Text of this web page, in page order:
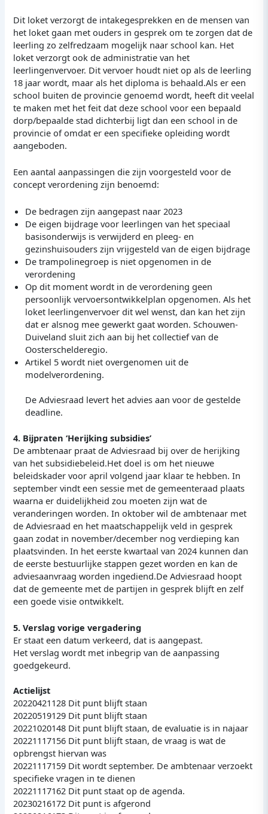
Dit loket verzorgt de intakegesprekken en de mensen van
het loket gaan met ouders in gesprek om te zorgen dat de
leerling zo zelfredzaam mogelijk naar school kan. Het
loket verzorgt ook de administratie van het
leerlingenvervoer. Dit vervoer houdt niet op als de leerling
18 jaar wordt, maar als het diploma is behaald.Als er een
school buiten de provincie genoemd wordt, heeft dit veelal
te maken met het feit dat deze school voor een bepaald
dorp/bepaalde stad dichterbij ligt dan een school in de
provincie of omdat er een specifieke opleiding wordt
aangeboden.
Een aantal aanpassingen die zijn voorgesteld voor de
concept verordening zijn benoemd:
De bedragen zijn aangepast naar 2023
De eigen bijdrage voor leerlingen van het speciaal
basisonderwijs is verwijderd en pleeg- en
gezinshuisouders zijn vrijgesteld van de eigen bijdrage
De trampolinegroep is niet opgenomen in de
verordening
Op dit moment wordt in de verordening geen
persoonlijk vervoersontwikkelplan opgenomen. Als het
loket leerlingenvervoer dit wel wenst, dan kan het zijn
dat er alsnog mee gewerkt gaat worden. Schouwen-
Duiveland sluit zich aan bij het collectief van de
Oosterschelderegio.
Artikel 5 wordt niet overgenomen uit de
modelverordening.
De Adviesraad levert het advies aan voor de gestelde
deadline.
4. Bijpraten ‘Herijking subsidies’
De ambtenaar praat de Adviesraad bij over de herijking
van het subsidiebeleid.Het doel is om het nieuwe
beleidskader voor april volgend jaar klaar te hebben. In
september vindt een sessie met de gemeenteraad plaats
waarna er duidelijkheid zou moeten zijn wat de
veranderingen worden. In oktober wil de ambtenaar met
de Adviesraad en het maatschappelijk veld in gesprek
gaan zodat in november/december nog verdieping kan
plaatsvinden. In het eerste kwartaal van 2024 kunnen dan
de eerste bestuurlijke stappen gezet worden en kan de
adviesaanvraag worden ingediend.De Adviesraad hoopt
dat de gemeente met de partijen in gesprek blijft en zelf
een goede visie ontwikkelt.
5. Verslag vorige vergadering
Er staat een datum verkeerd, dat is aangepast.
Het verslag wordt met inbegrip van de aanpassing
goedgekeurd.
Actielijst
20220421128 Dit punt blijft staan
20220519129 Dit punt blijft staan
20221020148 Dit punt blijft staan, de evaluatie is in najaar
20221117156 Dit punt blijft staan, de vraag is wat de
opbrengst hiervan was
20221117159 Dit wordt september. De ambtenaar verzoekt
specifieke vragen in te dienen
20221117162 Dit punt staat op de agenda.
20230216172 Dit punt is afgerond